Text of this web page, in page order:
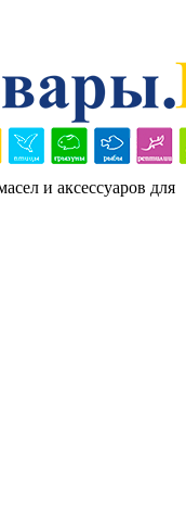
и аксессуаров для